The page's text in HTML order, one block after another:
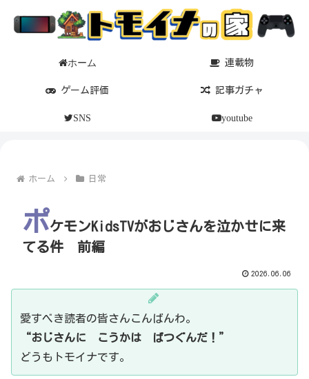
ホーム 連載物
ゲーム評価 記事ガチャ
SNS youtube
ホーム 日常
ポケモンKidsTVがおじさんを泣かせに来
てる件 前編
2026.06.06
愛すべき読者の皆さんこんばんわ。
“おじさんに こうかは ばつぐんだ！”
どうもトモイナです。